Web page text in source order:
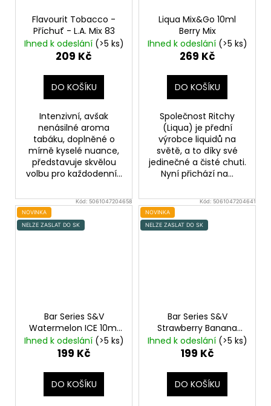
Flavourit Tobacco -
Příchuť - L.A. Mix 83
Ihned k odeslání (>5 ks)
209 Kč
DO KOŠÍKU
Intenzivní, avšak
nenásilné aroma
tabáku, doplněné o
mírně kyselé nuance,
představuje skvělou
volbu pro každodenní...
Liqua Mix&Go 10ml
Berry Mix
Ihned k odeslání (>5 ks)
269 Kč
DO KOŠÍKU
Společnost Ritchy
(Liqua) je přední
výrobce liquidů na
světě, a to díky své
jedinečné a čisté chuti.
Nyní přichází na...
Kód: 5061047204658
NOVINKA
NELZE ZASLAT DO SK
Bar Series S&V
Watermelon ICE 10ml
Ledový vodní meloun
Ihned k odeslání (>5 ks)
199 Kč
DO KOŠÍKU
Kód: 5061047204641
NOVINKA
NELZE ZASLAT DO SK
Bar Series S&V
Strawberry Banana
10ml Jahoda a banán
Ihned k odeslání (>5 ks)
199 Kč
DO KOŠÍKU